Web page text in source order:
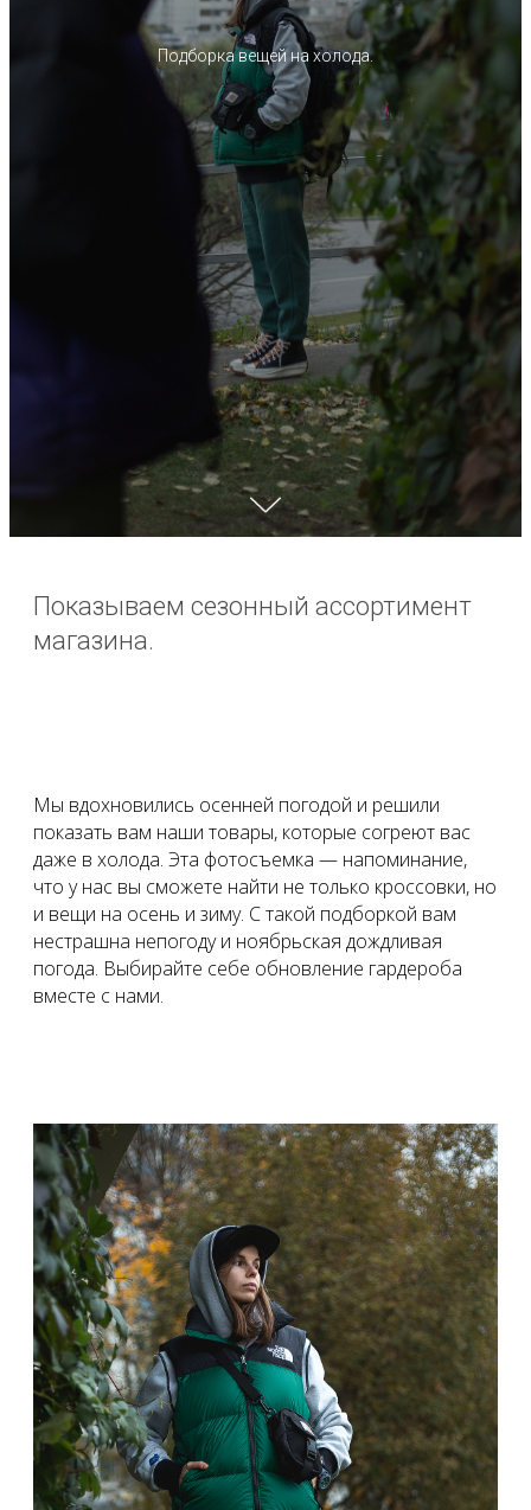
Подборка вещей на холода.
Показываем сезонный ассортимент
магазина.
Мы вдохновились осенней погодой и решили
показать вам наши товары, которые согреют вас
даже в холода. Эта фотосъемка — напоминание,
что у нас вы сможете найти не только кроссовки, но
и вещи на осень и зиму. С такой подборкой вам
нестрашна непогоду и ноябрьская дождливая
погода. Выбирайте себе обновление гардероба
вместе с нами.